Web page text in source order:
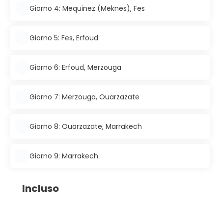
Giorno 4: Mequinez (Meknes), Fes
Giorno 5: Fes, Erfoud
Giorno 6: Erfoud, Merzouga
Giorno 7: Merzouga, Ouarzazate
Giorno 8: Ouarzazate, Marrakech
Giorno 9: Marrakech
Incluso